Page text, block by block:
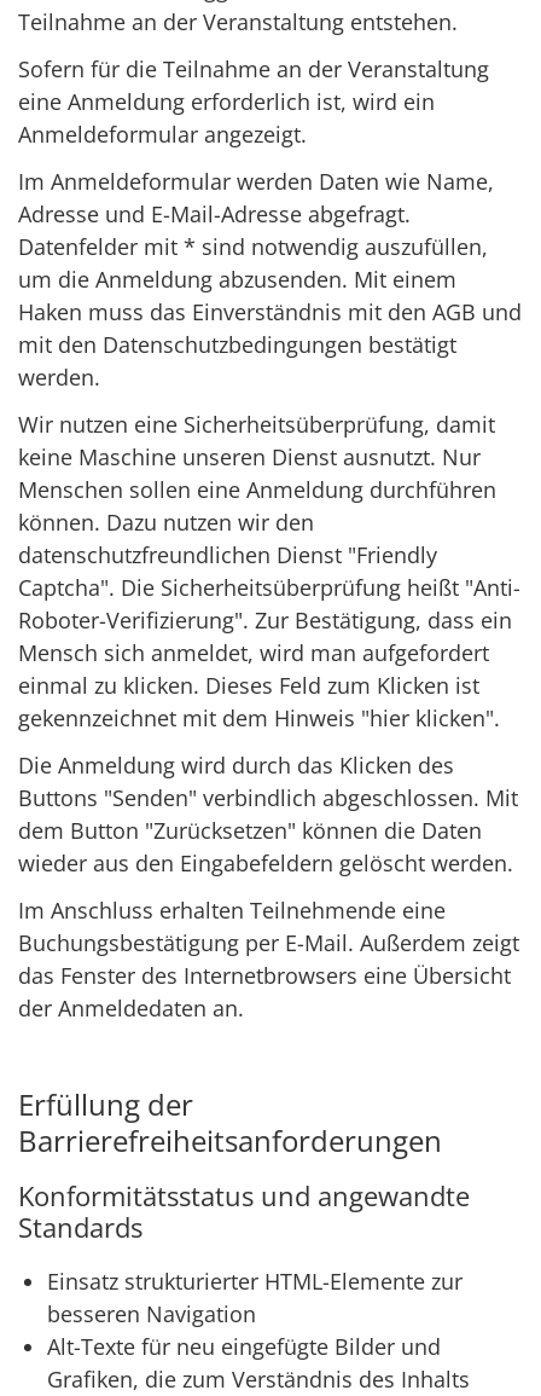
Teilnahme an der Veranstaltung entstehen.
Sofern für die Teilnahme an der Veranstaltung
eine Anmeldung erforderlich ist, wird ein
Anmeldeformular angezeigt.
Im Anmeldeformular werden Daten wie Name,
Adresse und E-Mail-Adresse abgefragt.
Datenfelder mit * sind notwendig auszufüllen,
um die Anmeldung abzusenden. Mit einem
Haken muss das Einverständnis mit den AGB und
mit den Datenschutzbedingungen bestätigt
werden.
Wir nutzen eine Sicherheitsüberprüfung, damit
keine Maschine unseren Dienst ausnutzt. Nur
Menschen sollen eine Anmeldung durchführen
können. Dazu nutzen wir den
datenschutzfreundlichen Dienst "Friendly
Captcha". Die Sicherheitsüberprüfung heißt "Anti-
Roboter-Verifizierung". Zur Bestätigung, dass ein
Mensch sich anmeldet, wird man aufgefordert
einmal zu klicken. Dieses Feld zum Klicken ist
gekennzeichnet mit dem Hinweis "hier klicken".
Die Anmeldung wird durch das Klicken des
Buttons "Senden" verbindlich abgeschlossen. Mit
dem Button "Zurücksetzen" können die Daten
wieder aus den Eingabefeldern gelöscht werden.
Im Anschluss erhalten Teilnehmende eine
Buchungsbestätigung per E-Mail. Außerdem zeigt
das Fenster des Internetbrowsers eine Übersicht
der Anmeldedaten an.
Erfüllung der
Barrierefreiheitsanforderungen
Konformitätsstatus und angewandte
Standards
Einsatz strukturierter HTML-Elemente zur
besseren Navigation
Alt-Texte für neu eingefügte Bilder und
Grafiken, die zum Verständnis des Inhalts